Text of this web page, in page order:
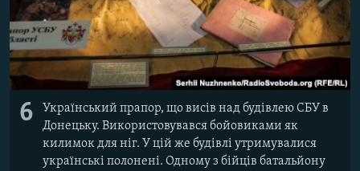
6
Український прапор, що висів над будівлею СБУ в
Донецьку. Використовувався бойовиками як
килимок для ніг. У цій же будівлі утримувалися
українські полонені. Одному з бійців батальйону